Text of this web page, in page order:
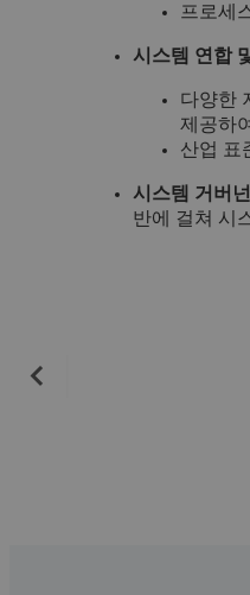
프로세
시스템 연합
다양한
제공하
산업 표
시스템 거버
반에 걸쳐 시